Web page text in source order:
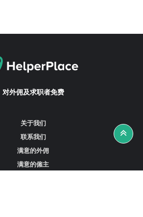
对外佣及求职者免费
关于我们
联系我们
满意的外佣
满意的僱主